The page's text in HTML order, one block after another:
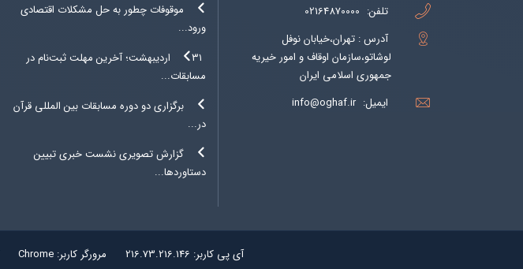
تلفن: 02164870000
آدرس : تهران،خیابان نوفل
لوشاتو،سازمان اوقاف و امور خیریه
جمهوری اسلامی ایران
ایمیل: info@oghaf.ir
موقوفات چطور به حل مشکلات اقتصادی
ورود...
۳۱ اردیبهشت؛ آخرین مهلت ثبت‌نام در
مسابقات...
برگزاری دو دوره مسابقات بین المللی قرآن
در...
گزارش تصویری نشست خبری تبیین
دستاوردها...
آی پی کاربر: 216.73.216.146 مرورگر کاربر: Chrome